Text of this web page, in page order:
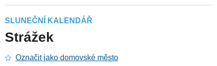
SLUNEČNÍ KALENDÁŘ
Strážek
Označit jako domovské město